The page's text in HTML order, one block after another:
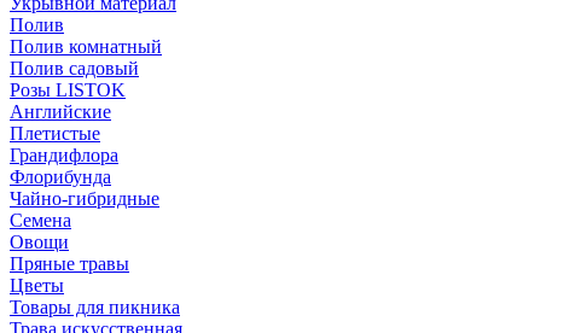
Полив
Полив комнатный
Полив садовый
Розы LISTOK
Английские
Плетистые
Грандифлора
Флорибунда
Чайно-гибридные
Семена
Овощи
Пряные травы
Цветы
Товары для пикника
Трава искусственная